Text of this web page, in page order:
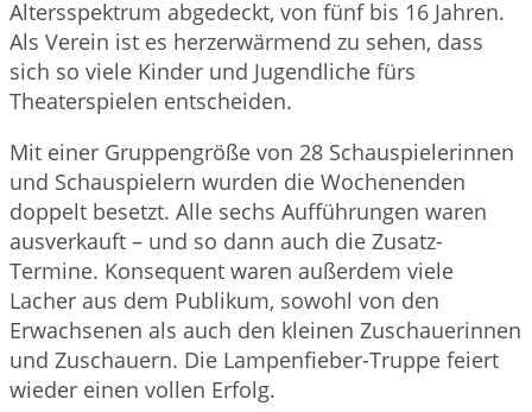
Altersspektrum abgedeckt, von fünf bis 16 Jahren.
Als Verein ist es herzerwärmend zu sehen, dass
sich so viele Kinder und Jugendliche fürs
Theaterspielen entscheiden.
Mit einer Gruppengröße von 28 Schauspielerinnen
und Schauspielern wurden die Wochenenden
doppelt besetzt. Alle sechs Aufführungen waren
ausverkauft – und so dann auch die Zusatz-
Termine. Konsequent waren außerdem viele
Lacher aus dem Publikum, sowohl von den
Erwachsenen als auch den kleinen Zuschauerinnen
und Zuschauern. Die Lampenfieber-Truppe feiert
wieder einen vollen Erfolg.